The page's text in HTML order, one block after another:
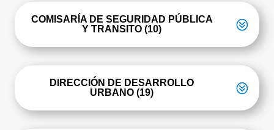
COMISARÍA DE SEGURIDAD PÚBLICA
Y TRANSITO (10)
DIRECCIÓN DE DESARROLLO
URBANO (19)